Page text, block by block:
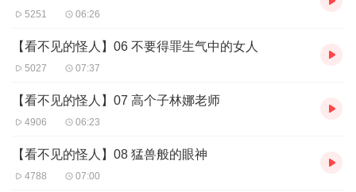
5251 06:26
【看不见的怪人】06 不要得罪生气中的女人
5027 07:37
【看不见的怪人】07 高个子林娜老师
4906 06:23
【看不见的怪人】08 猛兽般的眼神
4788 07:00